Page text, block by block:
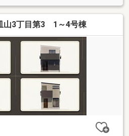
山3丁目第3 1～4号棟